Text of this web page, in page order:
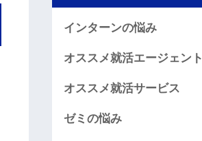
インターンの悩み
オススメ就活エージェント
オススメ就活サービス
ゼミの悩み